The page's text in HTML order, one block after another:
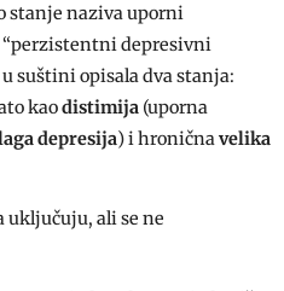
stanje naziva uporni
“perzistentni depresivni
suštini opisala dva stanja:
kaodistimija (uporna
depresija) i hroničnavelika
uključuju, ali se ne